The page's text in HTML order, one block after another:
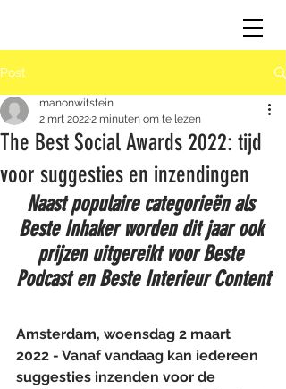
Post
The Best Social Awards 2022: tijd
voor suggesties en inzendingen
manonwitstein
2 mrt 20222 minuten om te lezen
Naast populaire categorieën als
Beste Inhaker worden dit jaar ook
prijzen uitgereikt voor Beste
Podcast en Beste Interieur Content
Amsterdam, woensdag 2 maart
2022 - Vanaf vandaag kan iedereen
suggesties inzenden voor de